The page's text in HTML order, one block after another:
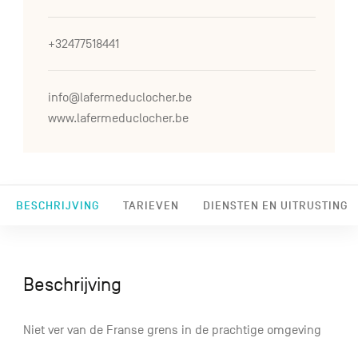
BESCHRIJVING TARIEVEN DIENSTEN EN UITRUSTING
+32477518441
info@lafermeduclocher.be
www.lafermeduclocher.be
Beschrijving
Niet ver van de Franse grens in de prachtige omgeving